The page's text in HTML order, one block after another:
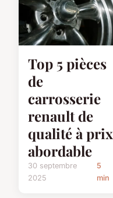
Top 5 pièces
de
carrosserie
renault de
qualité à prix
abordable
30 septembre
2025
5
min